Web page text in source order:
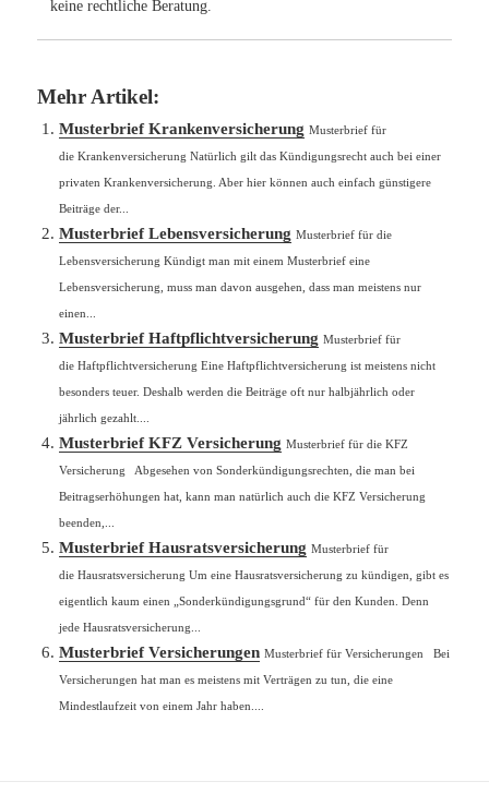
keine rechtliche Beratung.
Mehr Artikel:
Musterbrief Krankenversicherung Musterbrief für
die Krankenversicherung Natürlich gilt das Kündigungsrecht auch bei einer
privaten Krankenversicherung. Aber hier können auch einfach günstigere
Beiträge der...
Musterbrief Lebensversicherung Musterbrief für die
Lebensversicherung Kündigt man mit einem Musterbrief eine
Lebensversicherung, muss man davon ausgehen, dass man meistens nur
einen...
Musterbrief Haftpflichtversicherung Musterbrief für
die Haftpflichtversicherung Eine Haftpflichtversicherung ist meistens nicht
besonders teuer. Deshalb werden die Beiträge oft nur halbjährlich oder
jährlich gezahlt....
Musterbrief KFZ Versicherung Musterbrief für die KFZ
Versicherung Abgesehen von Sonderkündigungsrechten, die man bei
Beitragserhöhungen hat, kann man natürlich auch die KFZ Versicherung
beenden,...
Musterbrief Hausratsversicherung Musterbrief für
die Hausratsversicherung Um eine Hausratsversicherung zu kündigen, gibt es
eigentlich kaum einen „Sonderkündigungsgrund“ für den Kunden. Denn
jede Hausratsversicherung...
Musterbrief Versicherungen Musterbrief für Versicherungen Bei
Versicherungen hat man es meistens mit Verträgen zu tun, die eine
Mindestlaufzeit von einem Jahr haben....